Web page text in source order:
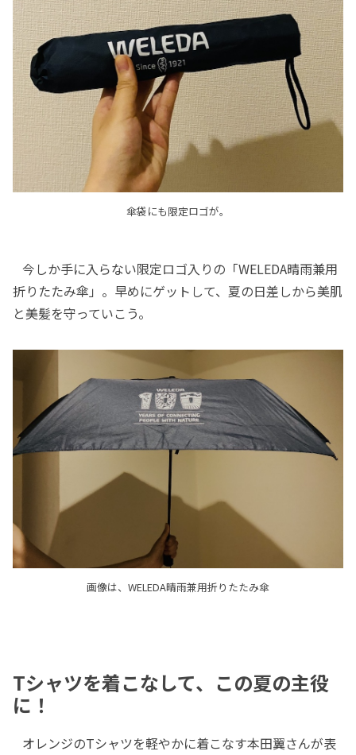
傘袋にも限定ロゴが。
今しか手に入らない限定ロゴ入りの「WELEDA晴雨兼用
折りたたみ傘」。早めにゲットして、夏の日差しから美肌
と美髪を守っていこう。
画像は、WELEDA晴雨兼用折りたたみ傘
Tシャツを着こなして、この夏の主役
に！
オレンジのTシャツを軽やかに着こなす本田翼さんが表